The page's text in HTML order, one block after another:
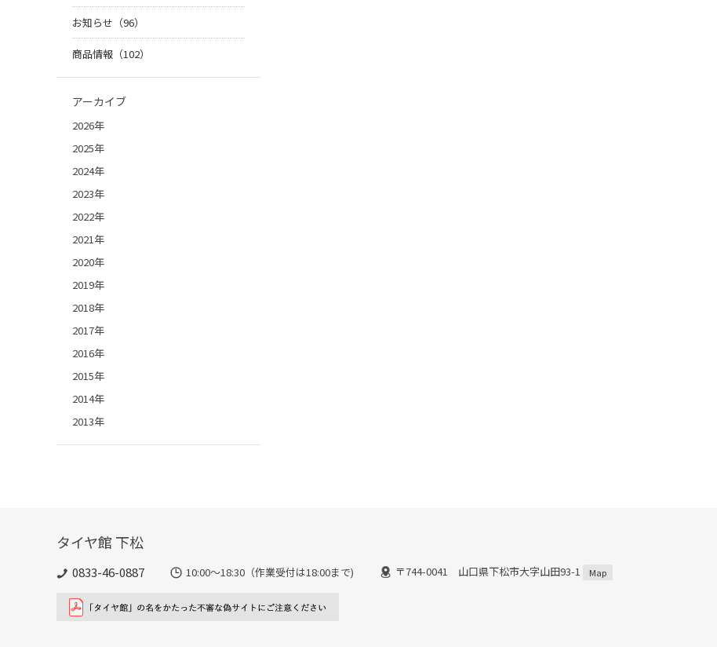
お知らせ（96）
商品情報（102）
アーカイブ
2026年
2025年
2024年
2023年
2022年
2021年
2020年
2019年
2018年
2017年
2016年
2015年
2014年
2013年
タイヤ館 下松
0833-46-0887 10:00～18:30（作業受付は18:00まで) 〒744-0041 山口県下松市大字山田93-1 Map